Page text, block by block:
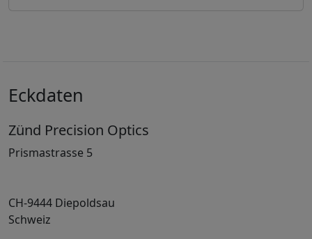
Eckdaten
Zünd Precision Optics
Prismastrasse 5
CH-9444 Diepoldsau
Schweiz